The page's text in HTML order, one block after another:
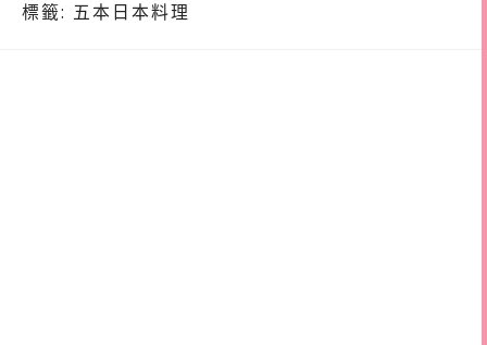
標籤: 五本日本料理